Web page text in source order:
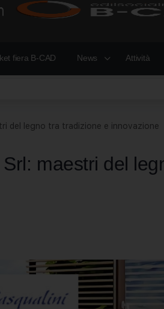
fiera B-CAD News Attività
del legno tra tradizione e innovazione
maestri del